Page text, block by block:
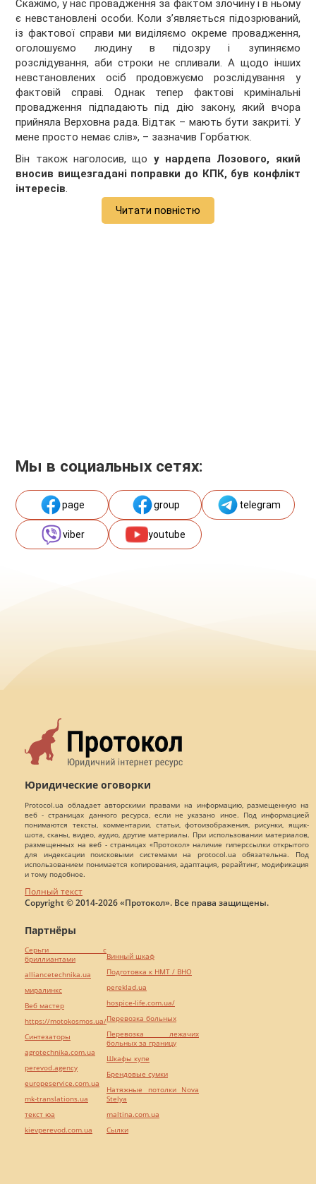
Скажімо, у нас провадження за фактом злочину і в ньому
є невстановлені особи. Коли з’являється підозрюваний,
із фактової справи ми виділяємо окреме провадження,
оголошуємо людину в підозру і зупиняємо
розслідування, аби строки не спливали. А щодо інших
невстановлених осіб продовжуємо розслідування у
фактовій справі. Однак тепер фактові кримінальні
провадження підпадають під дію закону, який вчора
прийняла Верховна рада. Відтак – мають бути закриті. У
мене просто немає слів», – зазначив Горбатюк.
Він також наголосив, що у нардепа Лозового, який
вносив вищезгадані поправки до КПК, був конфлікт
інтересів.
Читати повністю
Мы в социальных сетях:
page group telegram
viber youtube
Юридические оговорки
Protocol.ua обладает авторскими правами на информацию, размещенную на
веб - страницах данного ресурса, если не указано иное. Под информацией
понимаются тексты, комментарии, статьи, фотоизображения, рисунки, ящик-
шота, сканы, видео, аудио, другие материалы. При использовании материалов,
размещенных на веб - страницах «Протокол» наличие гиперссылки открытого
для индексации поисковыми системами на protocol.ua обязательна. Под
использованием понимается копирования, адаптация, рерайтинг, модификация
и тому подобное.
Полный текст
Copyright © 2014-2026 «Протокол». Все права защищены.
Партнёры
Серьги с
бриллиантами
alliancetechnika.ua
миралинкс
Веб мастер
https://motokosmos.ua/
Синтезаторы
agrotechnika.com.ua
perevod.agency
europeservice.com.ua
mk-translations.ua
текст юа
kievperevod.com.ua
Винный шкаф
Подготовка к НМТ / ВНО
pereklad.ua
hospice-life.com.ua/
Перевозка больных
Перевозка лежачих
больных за границу
Шкафы купе
Брендовые сумки
Натяжные потолки Nova
Stelya
maltina.com.ua
Cылки